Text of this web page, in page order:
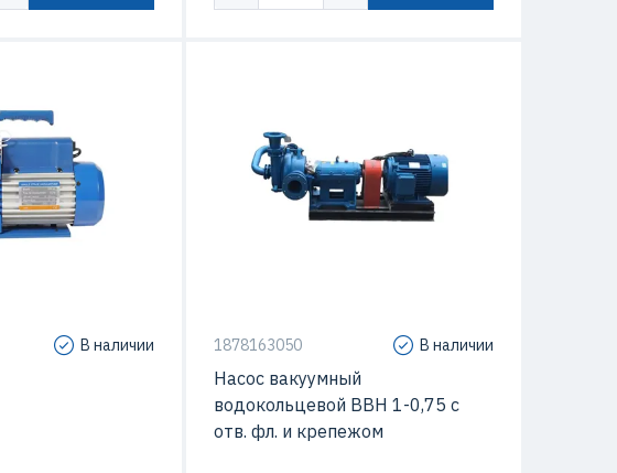
В наличии 1878163050 В наличии
Насос вакуумный
водокольцевой ВВН 1-0,75 с
отв. фл. и крепежом